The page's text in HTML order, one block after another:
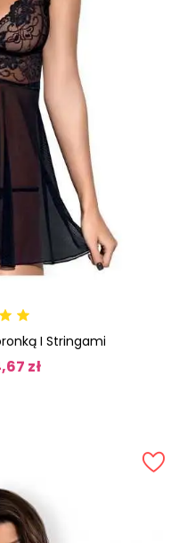
I Stringami
zł